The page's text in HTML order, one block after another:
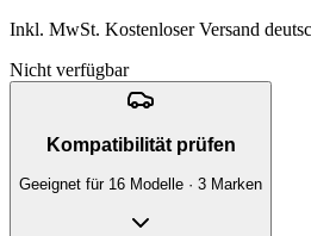
Inkl. MwSt. Kostenloser Versand
Nicht verfügbar
Kompatibilität prüfen
Geeignet für 16 Modelle · 3 Marken